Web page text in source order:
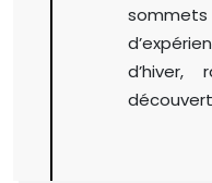
d’hiver,